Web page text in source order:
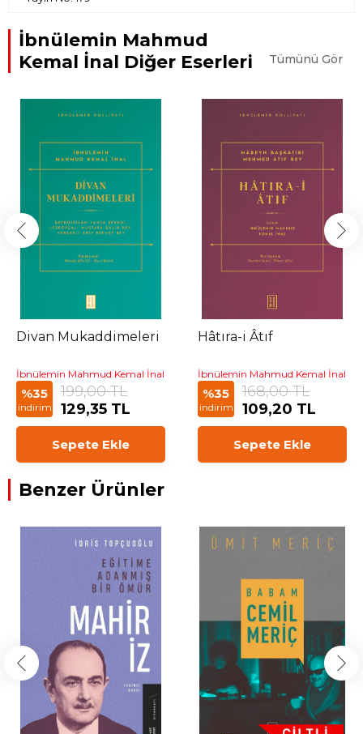
İbnülemin Mahmud
Kemal İnal Diğer Eserleri
Tümünü Gör
Divan Mukaddimeleri
İbnülemin Mahmud Kemal İnal
%35
indirim
199,00 TL
129,35 TL
Sepete Ekle
Hâtıra-i Âtıf
İbnülemin Mahmud Kemal İnal
%35
indirim
168,00 TL
109,20 TL
Sepete Ekle
Benzer Ürünler